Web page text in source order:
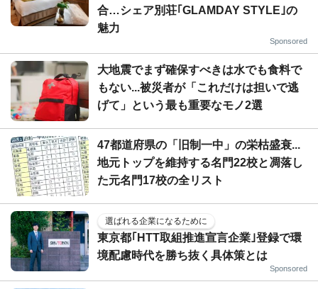
合…シェア別荘｢GLAMDAY STYLE｣の
魅力
Sponsored
大地震でまず確保すべきは水でも食料で
もない...被災者が「これだけは担いで逃
げて」という最も重要なモノ2選
47都道府県の「旧制一中」の栄枯盛衰...
地元トップを維持する名門22校と凋落し
た元名門17校の全リスト
選ばれる企業になるために
東京都｢HTT取組推進宣言企業｣登録で環
境配慮時代を勝ち抜く具体策とは
Sponsored